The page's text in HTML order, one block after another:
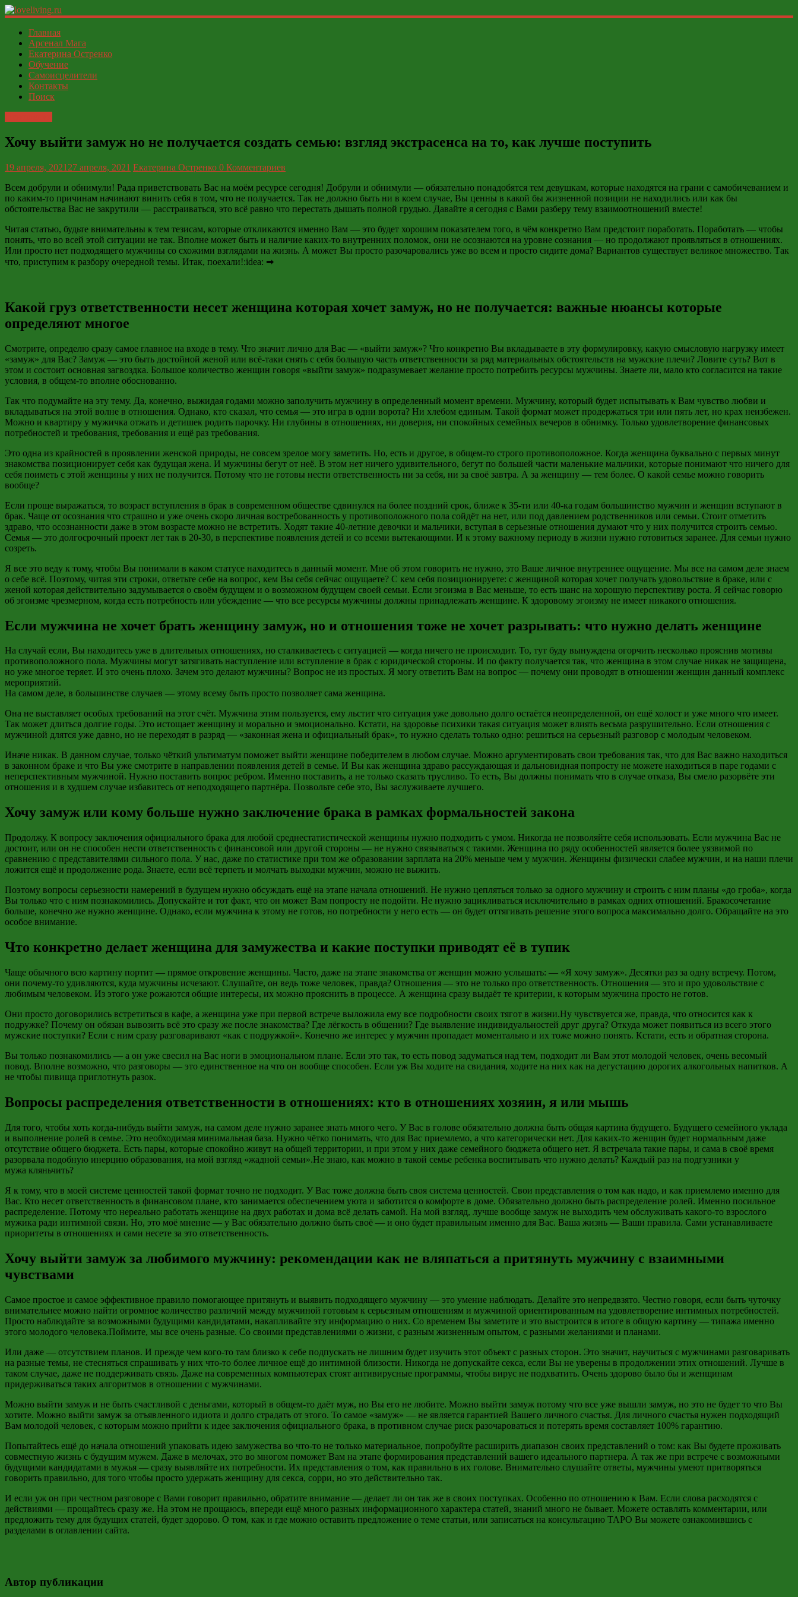
loveliving.ru
Современный
женский
ФСЁ
Главная
Арсенал Мага
Екатерина Остренко
Обучение
Самоисцелители
Контакты
Поиск
Хочу выйти замуж но не получается создать семью: взгляд экстрасенса на то, как лучше поступить
19 апреля, 2021 27 апреля, 2021 Екатерина Остренко 0 Комментариев
Всем добрули и обнимули! Рада приветствовать Вас на моём ресурсе сегодня! Добрули и обнимули — обязательно понадобятся тем девушкам, которые находятся на грани с самобичеванием и
по каким-то причинам начинают винить себя в том, что не получается. Так не должно быть ни в коем случае, Вы ценны в какой бы жизненной позиции не находились или как бы
обстоятельства Вас не закрутили — расстраиваться, это всё равно что перестать дышать полной грудью. Давайте я сегодня с Вами разберу тему взаимоотношений вместе!
Читая статью, будьте внимательны к тем тезисам, которые откликаются именно Вам — это будет хорошим показателем того, в чём конкретно Вам предстоит поработать. Поработать — чтобы
понять, что во всей этой ситуации не так. Вполне может быть и наличие каких-то внутренних поломок, они не осознаются на уровне сознания — но продолжают проявляться в отношениях.
Или просто нет подходящего мужчины со схожими взглядами на жизнь. А может Вы просто разочаровались уже во всем и просто сидите дома? Вариантов существует великое множество. Так
что, приступим к разбору очередной темы. Итак, поехали!:idea: ➡
Какой груз ответственности несет женщина которая хочет замуж, но не получается: важные нюансы которые
определяют многое
Смотрите, определю сразу самое главное на входе в тему. Что значит лично для Вас — «выйти замуж»? Что конкретно Вы вкладываете в эту формулировку, какую смысловую нагрузку имеет
«замуж» для Вас? Замуж — это быть достойной женой или всё-таки снять с себя большую часть ответственности за ряд материальных обстоятельств на мужские плечи? Ловите суть? Вот в
этом и состоит основная загвоздка. Большое количество женщин говоря «выйти замуж» подразумевает желание просто потребить ресурсы мужчины. Знаете ли, мало кто согласится на такие
условия, в общем-то вполне обоснованно.
Так что подумайте на эту тему. Да, конечно, выжидая годами можно заполучить мужчину в определенный момент времени. Мужчину, который будет испытывать к Вам чувство любви и
вкладываться на этой волне в отношения. Однако, кто сказал, что семья — это игра в одни ворота? Ни хлебом единым. Такой формат может продержаться три или пять лет, но крах неизбежен.
Можно и квартиру у мужичка отжать и детишек родить парочку. Ни глубины в отношениях, ни доверия, ни спокойных семейных вечеров в обнимку. Только удовлетворение финансовых
потребностей и требования, требования и ещё раз требования.
Это одна из крайностей в проявлении женской природы, не совсем зрелое могу заметить. Но, есть и другое, в общем-то строго противоположное. Когда женщина буквально с первых минут
знакомства позиционирует себя как будущая жена. И мужчины бегут от неё. В этом нет ничего удивительного, бегут по большей части маленькие мальчики, которые понимают что ничего для
себя поиметь с этой женщины у них не получится. Потому что не готовы нести ответственность ни за себя, ни за своё завтра. А за женщину — тем более. О какой семье можно говорить
вообще?
Если проще выражаться, то возраст вступления в брак в современном обществе сдвинулся на более поздний срок, ближе к 35-ти или 40-ка годам большинство мужчин и женщин вступают в
брак. Чаще от осознания что страшно и уже очень скоро личная востребованность у противоположного пола сойдёт на нет, или под давлением родственников или семьи. Стоит отметить
здраво, что осознанности даже в этом возрасте можно не встретить. Ходят такие 40-летние девочки и мальчики, вступая в серьезные отношения думают что у них получится строить семью.
Семья — это долгосрочный проект лет так в 20-30, в перспективе появления детей и со всеми вытекающими. И к этому важному периоду в жизни нужно готовиться заранее. Для семьи нужно
созреть.
Я все это веду к тому, чтобы Вы понимали в каком статусе находитесь в данный момент. Мне об этом говорить не нужно, это Ваше личное внутреннее ощущение. Мы все на самом деле знаем
о себе всё. Поэтому, читая эти строки, ответьте себе на вопрос, кем Вы себя сейчас ощущаете? С кем себя позиционируете: с женщиной которая хочет получать удовольствие в браке, или с
женой которая действительно задумывается о своём будущем и о возможном будущем своей семьи. Если эгоизма в Вас меньше, то есть шанс на хорошую перспективу роста. Я сейчас говорю
об эгоизме чрезмерном, когда есть потребность или убеждение — что все ресурсы мужчины должны принадлежать женщине. К здоровому эгоизму не имеет никакого отношения.
Если мужчина не хочет брать женщину замуж, но и отношения тоже не хочет разрывать: что нужно делать женщине
На случай если, Вы находитесь уже в длительных отношениях, но сталкиваетесь с ситуацией — когда ничего не происходит. То, тут буду вынуждена огорчить несколько прояснив мотивы
противоположного пола. Мужчины могут затягивать наступление или вступление в брак с юридической стороны. И по факту получается так, что женщина в этом случае никак не защищена,
но уже многое теряет. И это очень плохо. Зачем это делают мужчины? Вопрос не из простых. Я могу ответить Вам на вопрос — почему они проводят в отношении женщин данный комплекс
мероприятий.
На самом деле, в большинстве случаев — этому всему быть просто позволяет сама женщина.
Она не выставляет особых требований на этот счёт. Мужчина этим пользуется, ему льстит что ситуация уже довольно долго остаётся неопределенной, он ещё холост и уже много что имеет.
Так может длиться долгие годы. Это истощает женщину и морально и эмоционально. Кстати, на здоровье психики такая ситуация может влиять весьма разрушительно. Если отношения с
мужчиной длятся уже давно, но не переходят в разряд — «законная жена и официальный брак», то нужно сделать только одно: решиться на серьезный разговор с молодым человеком.
Иначе никак. В данном случае, только чёткий ультиматум поможет выйти женщине победителем в любом случае. Можно аргументировать свои требования так, что для Вас важно находиться
в законном браке и что Вы уже смотрите в направлении появления детей в семье. И Вы как женщина здраво рассуждающая и дальновидная попросту не можете находиться в паре годами с
неперспективным мужчиной. Нужно поставить вопрос ребром. Именно поставить, а не только сказать трусливо. То есть, Вы должны понимать что в случае отказа, Вы смело разорвёте эти
отношения и в худшем случае избавитесь от неподходящего партнёра. Позвольте себе это, Вы заслуживаете лучшего.
Хочу замуж или кому больше нужно заключение брака в рамках формальностей закона
Продолжу. К вопросу заключения официального брака для любой среднестатистической женщины нужно подходить с умом. Никогда не позволяйте себя использовать. Если мужчина Вас не
достоит, или он не способен нести ответственность с финансовой или другой стороны — не нужно связываться с такими. Женщина по ряду особенностей является более уязвимой по
сравнению с представителями сильного пола. У нас, даже по статистике при том же образовании зарплата на 20% меньше чем у мужчин. Женщины физически слабее мужчин, и на наши плечи
ложится ещё и продолжение рода. Знаете, если всё терпеть и молчать выходки мужчин, можно не выжить.
Поэтому вопросы серьезности намерений в будущем нужно обсуждать ещё на этапе начала отношений. Не нужно цепляться только за одного мужчину и строить с ним планы «до гроба», когда
Вы только что с ним познакомились. Допускайте и тот факт, что он может Вам попросту не подойти. Не нужно зацикливаться исключительно в рамках одних отношений. Бракосочетание
больше, конечно же нужно женщине. Однако, если мужчина к этому не готов, но потребности у него есть — он будет оттягивать решение этого вопроса максимально долго. Обращайте на это
особое внимание.
Что конкретно делает женщина для замужества и какие поступки приводят её в тупик
Чаще обычного всю картину портит — прямое откровение женщины. Часто, даже на этапе знакомства от женщин можно услышать: — «Я хочу замуж». Десятки раз за одну встречу. Потом,
они почему-то удивляются, куда мужчины исчезают. Слушайте, он ведь тоже человек, правда? Отношения — это не только про ответственность. Отношения — это и про удовольствие с
любимым человеком. Из этого уже рожаются общие интересы, их можно прояснить в процессе. А женщина сразу выдаёт те критерии, к которым мужчина просто не готов.
Они просто договорились встретиться в кафе, а женщина уже при первой встрече выложила ему все подробности своих тягот в жизни.Ну чувствуется же, правда, что относится как к
подружке? Почему он обязан вывозить всё это сразу же после знакомства? Где лёгкость в общении? Где выявление индивидуальностей друг друга? Откуда может появиться из всего этого
мужские поступки? Если с ним сразу разговаривают «как с подружкой». Конечно же интерес у мужчин пропадает моментально и их тоже можно понять. Кстати, есть и обратная сторона.
Вы только познакомились — а он уже свесил на Вас ноги в эмоциональном плане. Если это так, то есть повод задуматься над тем, подходит ли Вам этот молодой человек, очень весомый
повод. Вполне возможно, что разговоры — это единственное на что он вообще способен. Если уж Вы ходите на свидания, ходите на них как на дегустацию дорогих алкогольных напитков. А
не чтобы пивища приглотнуть разок.
Вопросы распределения ответственности в отношениях: кто в отношениях хозяин, я или мышь
Для того, чтобы хоть когда-нибудь выйти замуж, на самом деле нужно заранее знать много чего. У Вас в голове обязательно должна быть общая картина будущего. Будущего семейного уклада
и выполнение ролей в семье. Это необходимая минимальная база. Нужно чётко понимать, что для Вас приемлемо, а что категорически нет. Для каких-то женщин будет нормальным даже
отсутствие общего бюджета. Есть пары, которые спокойно живут на общей территории, и при этом у них даже семейного бюджета общего нет. Я встречала такие пары, и сама в своё время
разорвала подобную инерцию образования, на мой взгляд «жадной семьи».Не знаю, как можно в такой семье ребенка воспитывать что нужно делать? Каждый раз на подгузники у
мужа кляньчить?
Я к тому, что в моей системе ценностей такой формат точно не подходит. У Вас тоже должна быть своя система ценностей. Свои представления о том как надо, и как приемлемо именно для
Вас. Кто несет ответственность в финансовом плане, кто занимается обеспечением уюта и заботится о комфорте в доме. Обязательно должно быть распределение ролей. Именно посильное
распределение. Потому что нереально работать женщине на двух работах и дома всё делать самой. На мой взгляд, лучше вообще замуж не выходить чем обслуживать какого-то взрослого
мужика ради интимной связи. Но, это моё мнение — у Вас обязательно должно быть своё — и оно будет правильным именно для Вас. Ваша жизнь — Ваши правила. Сами устанавливаете
приоритеты в отношениях и сами несете за это ответственность.
Хочу выйти замуж за любимого мужчину: рекомендации как не вляпаться а притянуть мужчину с взаимными
чувствами
Самое простое и самое эффективное правило помогающее притянуть и выявить подходящего мужчину — это умение наблюдать. Делайте это непредвзято. Честно говоря, если быть чуточку
внимательнее можно найти огромное количество различий между мужчиной готовым к серьезным отношениям и мужчиной ориентированным на удовлетворение интимных потребностей.
Просто наблюдайте за возможными будущими кандидатами, накапливайте эту информацию о них. Со временем Вы заметите и это выстроится в итоге в общую картину — типажа именно
этого молодого человека.Поймите, мы все очень разные. Со своими представлениями о жизни, с разным жизненным опытом, с разными желаниями и планами.
Или даже — отсутствием планов. И прежде чем кого-то там близко к себе подпускать не лишним будет изучить этот объект с разных сторон. Это значит, научиться с мужчинами разговаривать
на разные темы, не стесняться спрашивать у них что-то более личное ещё до интимной близости. Никогда не допускайте секса, если Вы не уверены в продолжении этих отношений. Лучше в
таком случае, даже не поддерживать связь. Даже на современных компьютерах стоят антивирусные программы, чтобы вирус не подхватить. Очень здорово было бы и женщинам
придерживаться таких алгоритмов в отношении с мужчинами.
Можно выйти замуж и не быть счастливой с деньгами, который в общем-то даёт муж, но Вы его не любите. Можно выйти замуж потому что все уже вышли замуж, но это не будет то что Вы
хотите. Можно выйти замуж за отъявленного идиота и долго страдать от этого. То самое «замуж» — не является гарантией Вашего личного счастья. Для личного счастья нужен подходящий
Вам молодой человек, с которым можно прийти к идее заключения официального брака, в противном случае риск разочароваться и потерять время составляет 100% гарантию.
Попытайтесь ещё до начала отношений упаковать идею замужества во что-то не только материальное, попробуйте расширить диапазон своих представлений о том: как Вы будете проживать
совместную жизнь с будущим мужем. Даже в мелочах, это во многом поможет Вам на этапе формирования представлений вашего идеального партнера. А так же при встрече с возможными
будущими кандидатами в мужья — сразу выявляйте их потребности. Их представления о том, как правильно в их голове. Внимательно слушайте ответы, мужчины умеют притворяться
говорить правильно, для того чтобы просто удержать женщину для секса, сорри, но это действительно так.
И если уж он при честном разговоре с Вами говорит правильно, обратите внимание — делает ли он так же в своих поступках. Особенно по отношению к Вам. Если слова расходятся с
действиями — прощайтесь сразу же. На этом не прощаюсь, впереди ещё много разных информационного характера статей, знаний много не бывает. Можете оставлять комментарии, или
предложить тему для будущих статей, будет здорово. О том, как и где можно оставить предложение о теме статьи, или записаться на консультацию ТАРО Вы можете ознакомившись с
разделами в оглавлении сайта.
Автор публикации